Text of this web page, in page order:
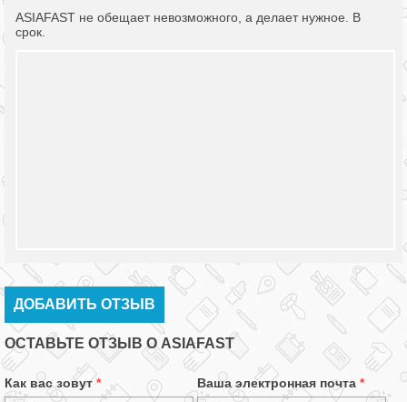
ASIAFAST не обещает невозможного, а делает нужное. В
срок.
ДОБАВИТЬ ОТЗЫВ
ОСТАВЬТЕ ОТЗЫВ О ASIAFAST
Как вас зовут* Ваша электронная почта *